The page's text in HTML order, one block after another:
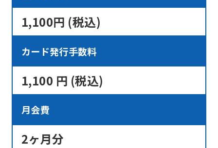
1,100円 (税込)
カード発行手数料
1,100 円 (税込)
月会費
2ヶ月分